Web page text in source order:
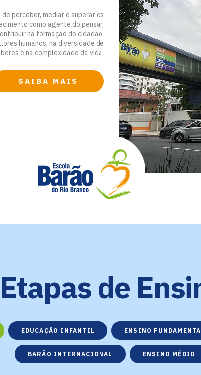
perceber, mediar e superar os
como agente do pensar,
na formação do cidadão,
humanos, na diversidade de
e na complexidade da vida.
SAIBA MAIS
de
EDUCAÇÃO INFANTIL ENSINO
BARÃO INTERNACIONAL ENSINO MÉDIO